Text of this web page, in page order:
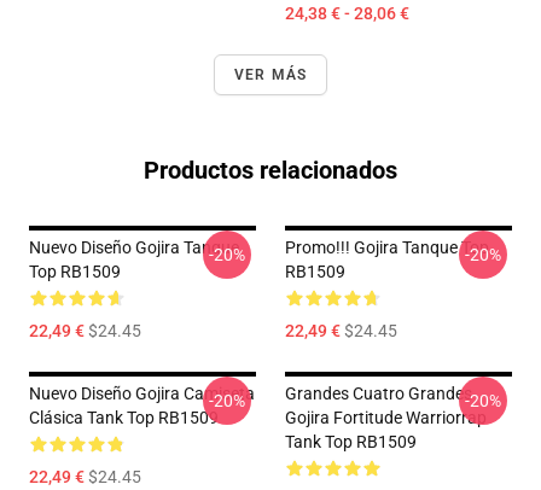
24,38 € - 28,06 €
VER MÁS
Productos relacionados
Nuevo Diseño Gojira Tanque
Top RB1509
22,49 €$24.45
-20%
Promo!!! Gojira Tanque Top
RB1509
22,49 €$24.45
-20%
Nuevo Diseño Gojira Camiseta
Clásica Tank Top RB1509
22,49 €$24.45
-20%
Grandes Cuatro Grandes
Gojira Fortitude Warriorrap
Tank Top RB1509
-20%